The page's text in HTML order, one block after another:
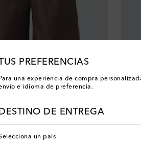
piedra de sol
PREFERENCIAS
Para una experiencia de compra
e idioma de preferencia.
DESTINO DE ENTREGA
un país